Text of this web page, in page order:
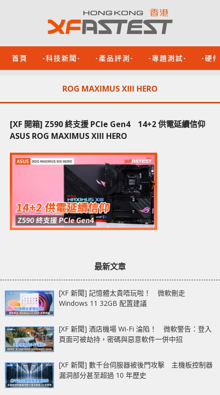
首頁 -科技新聞- -產品評測- -專題測試- -硬
ROG MAXIMUS XIII HERO
[XF 開箱] Z590 終支援 PCIe Gen4 14+2 供電延續信仰
ASUS ROG MAXIMUS XIII HERO
最新文章
[XF 新聞] 記憶體太貴唔玩啦！ 微軟刪走
Windows 11 32GB 配置建議
[XF 新聞] 酒店機場 Wi-Fi 淪陷！ 微軟警告：登入
頁面可被劫持，密碼與惡意軟件一併中招
[XF 新聞] 數千台伺服器被後門攻擊 主機板控制器
漏洞部分甚至超過 10 年歷史